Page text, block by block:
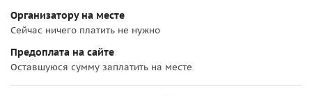
Организатору на месте
Сейчас ничего платить не нужно
Предоплата на сайте
Оставшуюся сумму заплатить на месте